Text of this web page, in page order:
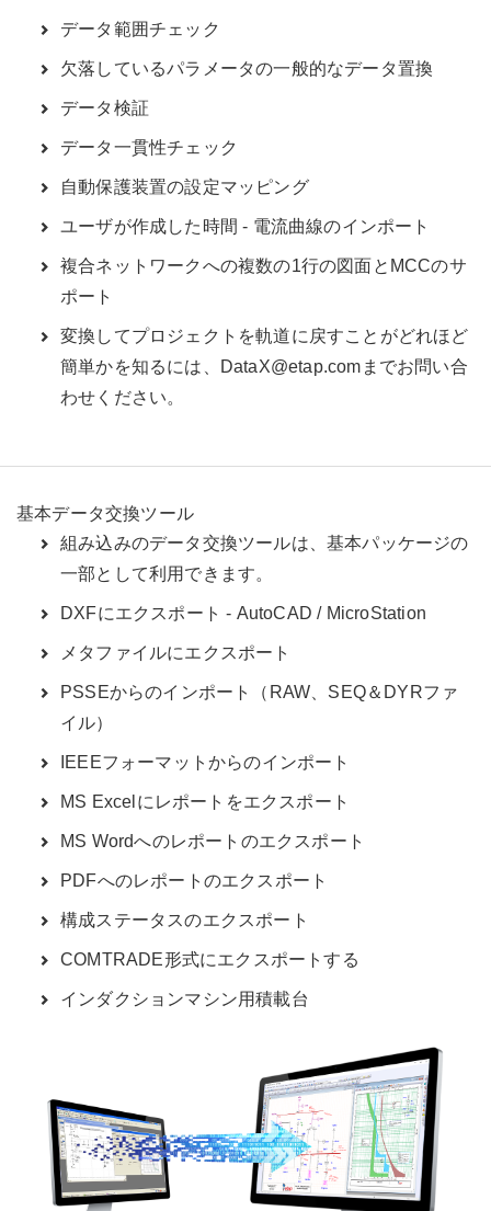
データ範囲チェック
欠落しているパラメータの一般的なデータ置換
データ検証
データ一貫性チェック
自動保護装置の設定マッピング
ユーザが作成した時間 - 電流曲線のインポート
複合ネットワークへの複数の1行の図面とMCCのサ
ポート
変換してプロジェクトを軌道に戻すことがどれほど
簡単かを知るには、DataX@etap.comまでお問い合
わせください。
基本データ交換ツール
組み込みのデータ交換ツールは、基本パッケージの
一部として利用できます。
DXFにエクスポート - AutoCAD / MicroStation
メタファイルにエクスポート
PSSEからのインポート（RAW、SEQ＆DYRファ
イル）
IEEEフォーマットからのインポート
MS Excelにレポートをエクスポート
MS Wordへのレポートのエクスポート
PDFへのレポートのエクスポート
構成ステータスのエクスポート
COMTRADE形式にエクスポートする
インダクションマシン用積載台